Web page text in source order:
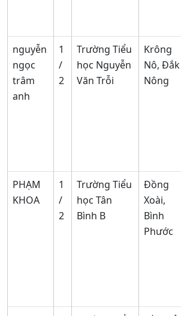
nguyễn
ngọc
trâm
anh
1
/
2
Trường Tiểu
học Nguyễn
Văn Trỗi
Krông
Nô, Đắk
Nông
PHẠM
KHOA
1
/
2
Trường Tiểu
học Tân
Bình B
Đồng
Xoài,
Bình
Phước